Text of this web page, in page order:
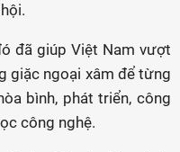
đã giúp Việt Nam vượt
giặc ngoại xâm để từng
bình, phát triển, công
công nghệ.